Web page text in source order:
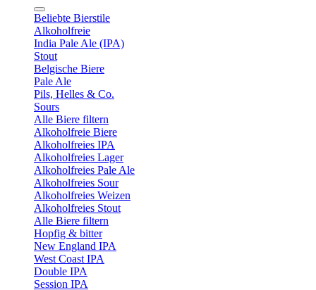
Beliebte Bierstile
Alkoholfreie
India Pale Ale (IPA)
Stout
Belgische Biere
Pale Ale
Pils, Helles & Co.
Sours
Alle Biere filtern
Alkoholfreie Biere
Alkoholfreies IPA
Alkoholfreies Lager
Alkoholfreies Pale Ale
Alkoholfreies Sour
Alkoholfreies Weizen
Alkoholfreies Stout
Alle Biere filtern
Hopfig & bitter
New England IPA
West Coast IPA
Double IPA
Session IPA